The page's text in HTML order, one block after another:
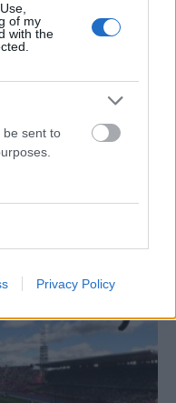
of my
with the
be sent to
Privacy Policy
του